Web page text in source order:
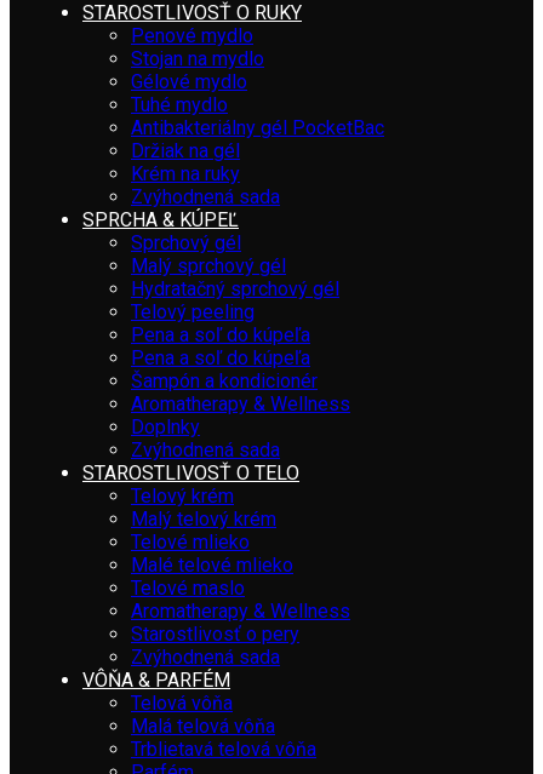
STAROSTLIVOSŤ O RUKY
Penové mydlo
Stojan na mydlo
Gélové mydlo
Tuhé mydlo
Antibakteriálny gél PocketBac
Držiak na gél
Krém na ruky
Zvýhodnená sada
SPRCHA & KÚPEĽ
Sprchový gél
Malý sprchový gél
Hydratačný sprchový gél
Telový peeling
Pena a soľ do kúpeľa
Pena a soľ do kúpeľa
Šampón a kondicionér
Aromatherapy & Wellness
Doplnky
Zvýhodnená sada
STAROSTLIVOSŤ O TELO
Telový krém
Malý telový krém
Telové mlieko
Malé telové mlieko
Telové maslo
Aromatherapy & Wellness
Starostlivosť o pery
Zvýhodnená sada
VÔŇA & PARFÉM
Telová vôňa
Malá telová vôňa
Trblietavá telová vôňa